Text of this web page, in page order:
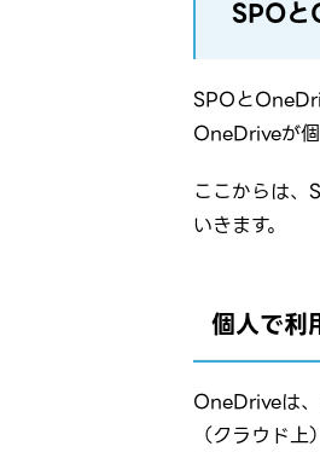
SPO
SPOと
OneDriveが
ここからは、
いきます。
個人で
OneDriveは
（クラウド